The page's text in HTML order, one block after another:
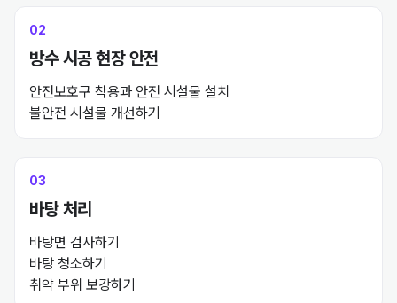
02
방수 시공 현장 안전
안전보호구 착용과 안전 시설물 설치
불안전 시설물 개선하기
03
바탕 처리
바탕면 검사하기
바탕 청소하기
취약 부위 보강하기